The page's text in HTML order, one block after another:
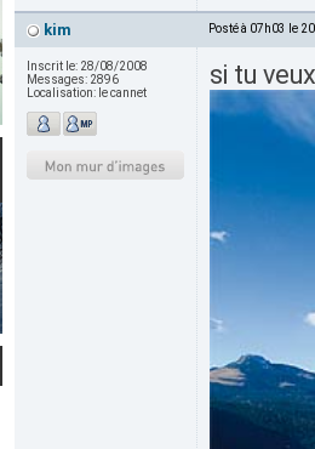
kim Posté à 07h03 le
Inscrit le: 28/08/2008
Messages: 2896
Localisation: le cannet
si tu